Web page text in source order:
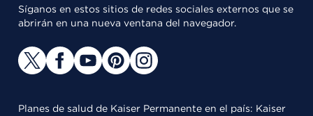
Síganos en estos sitios de redes sociales externos que se
abrirán en una nueva ventana del navegador.
Planes de salud de Kaiser Permanente en el país: Kaiser